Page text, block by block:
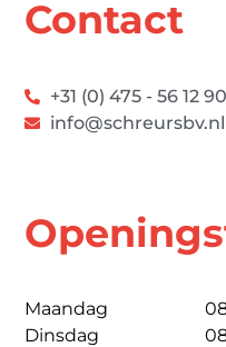
Contact
+31 (0) 475 - 56 12 90
info@schreursbv.nl
Maandag
Dinsdag